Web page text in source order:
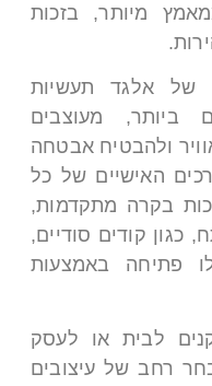
מיותר, בזכות
של אלגד תעשיות
ביותר, מעוצבים
ולהבטיח אבטחה
האישיים של כל
בקרה מתקדמות,
כגון קודים סודיים,
פתיחה באמצעות
לבית או לעסק
רחב של עיצובים